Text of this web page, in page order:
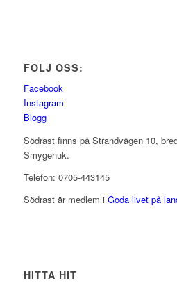
FÖLJ OSS:
Facebook
Instagram
Blogg
Södrast finns på Strandvägen 10,
Smygehuk.
Telefon: 0705-443145
Södrast är medlem i Goda livet på
HITTA HIT